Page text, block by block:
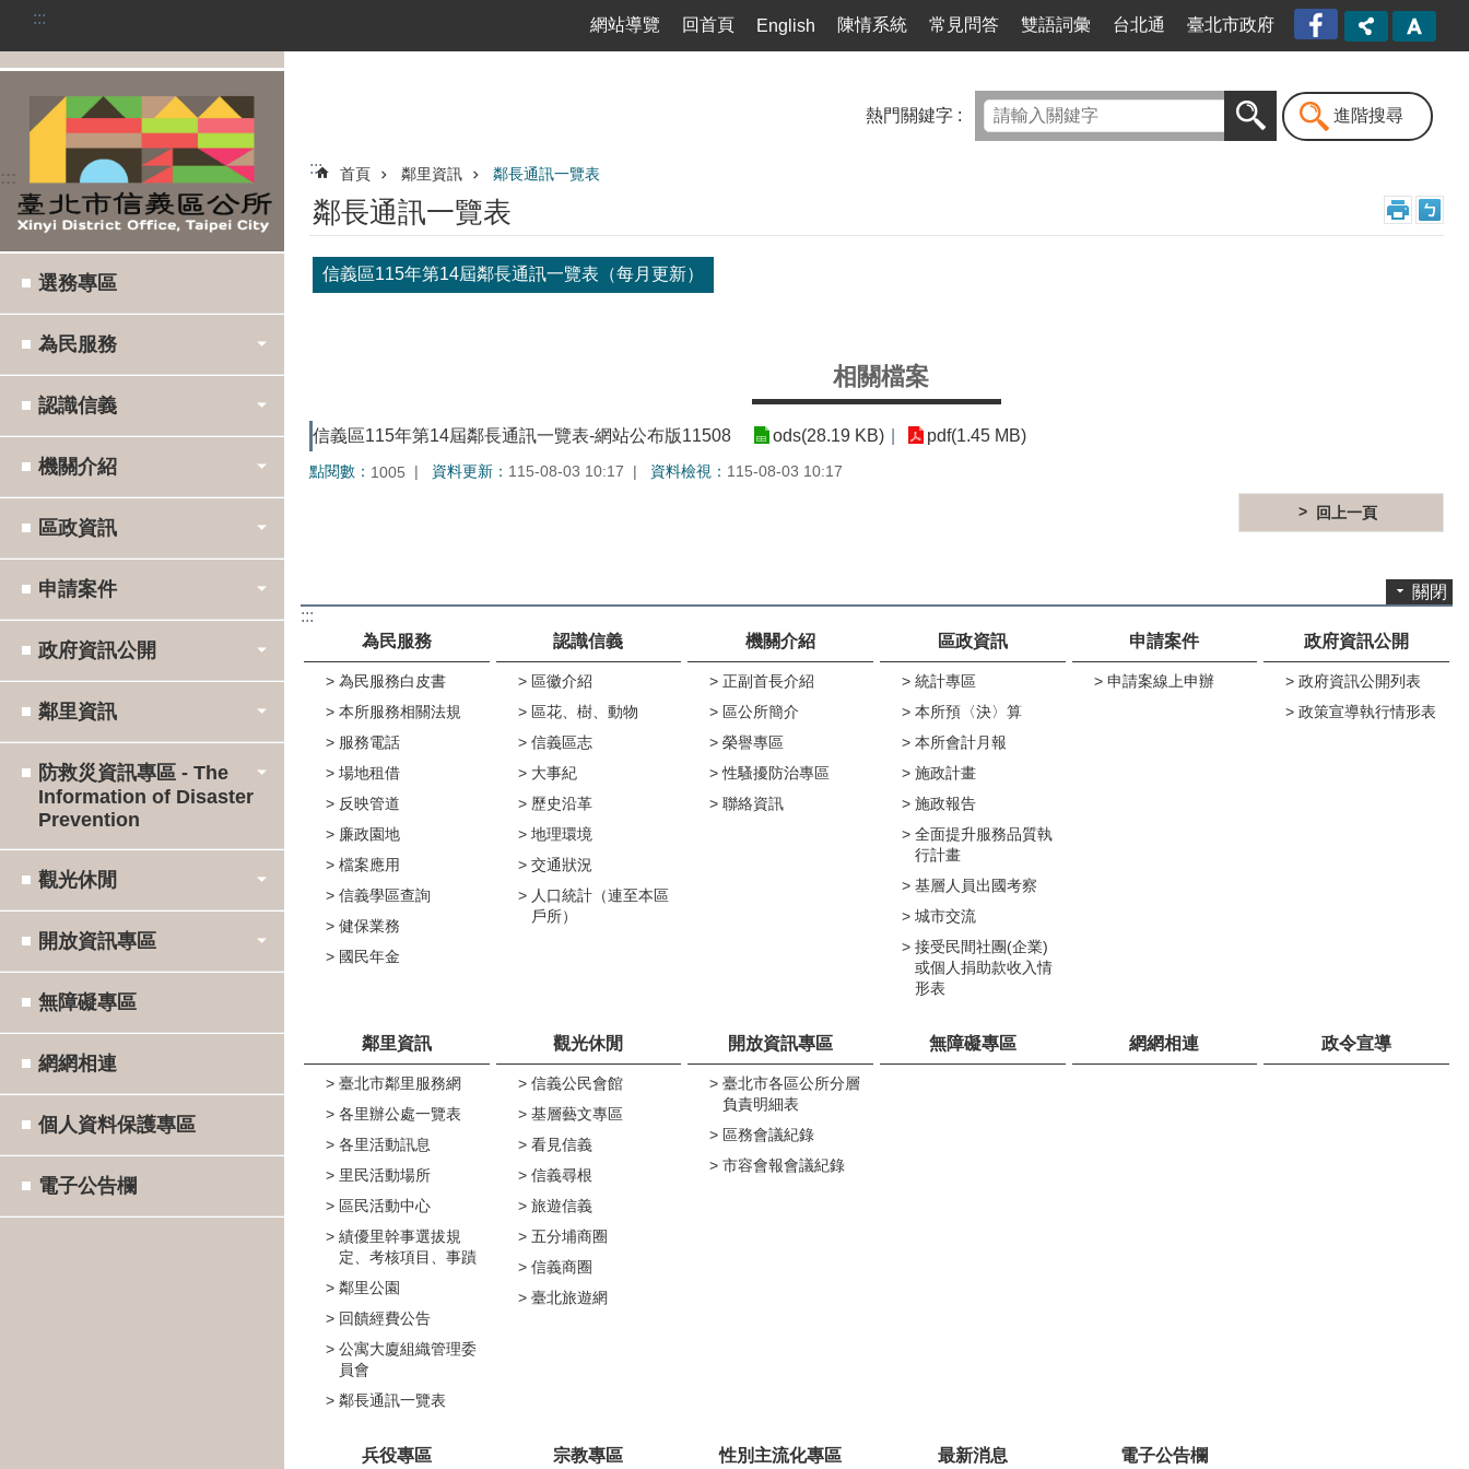
跳到主要內容區塊
::: 網站導覽 回首頁 English 陳情系統 常見問答 雙語詞彙 台北通 臺北市政府
臺北
市信
公所
漫遊
信義
:::
選務專區
為民服務
認識信義
機關介紹
區政資訊
申請案件
政府資訊公開
鄰里資訊
防救災資訊專區 - The
Information of Disaster
Prevention
觀光休閒
開放資訊專區
無障礙專區
網網相連
個人資料保護專區
電子公告欄
熱門關鍵字 進階搜尋
::: 首頁 鄰里資訊 鄰長通訊一覽表
鄰長通訊一覽表
信義區115年第14屆鄰長通訊一覽表（每月更新）
相關檔案
信義區115年第14屆鄰長通訊一覽表-網站公布版11508 ods(28.19 KB) pdf(1.45 MB)
點閱數： 1005 資料更新： 115-08-03 10:17 資料檢視： 115-08-03 10:17
回上一頁
關閉
:::
為民服務
為民服務白皮書
本所服務相關法規
服務電話
場地租借
反映管道
廉政園地
檔案應用
信義學區查詢
健保業務
國民年金
認識信義
區徽介紹
區花、樹、動物
信義區志
大事紀
歷史沿革
地理環境
交通狀況
人口統計（連至本區
戶所）
機關介紹
正副首長介紹
區公所簡介
榮譽專區
性騷擾防治專區
聯絡資訊
區政資訊
統計專區
本所預〈決〉算
本所會計月報
施政計畫
施政報告
全面提升服務品質執
行計畫
基層人員出國考察
城市交流
接受民間社團(企業)
或個人捐助款收入情
形表
申請案件
申請案線上申辦
政府資訊公開
政府資訊公開列表
政策宣導執行情形表
鄰里資訊
臺北市鄰里服務網
各里辦公處一覽表
各里活動訊息
里民活動場所
區民活動中心
績優里幹事選拔規
定、考核項目、事蹟
鄰里公園
回饋經費公告
公寓大廈組織管理委
員會
鄰長通訊一覽表
觀光休閒
信義公民會館
基層藝文專區
看見信義
信義尋根
旅遊信義
五分埔商圈
信義商圈
臺北旅遊網
開放資訊專區
臺北市各區公所分層
負責明細表
區務會議紀錄
市容會報會議紀錄
無障礙專區 網網相連 政令宣導
兵役專區 宗教專區 性別主流化專區 最新消息 電子公告欄